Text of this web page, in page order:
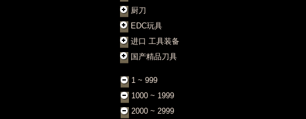
厨刀
EDC玩具
进口 工具装备
国产精品刀具
1 ~ 999
1000 ~ 1999
2000 ~ 2999